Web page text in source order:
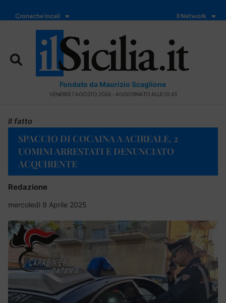
Cronache locali Il Network
Fondato da Maurizio Scaglione
VENERDÌ 7 AGOSTO 2026 - AGGIORNATO ALLE 10:43
Il fatto
SPACCIO DI COCAINA A ACIREALE, 2
UOMINI ARRESTATI E DENUNCIATO
ACQUIRENTE
Redazione
mercoledì 9 Aprile 2025